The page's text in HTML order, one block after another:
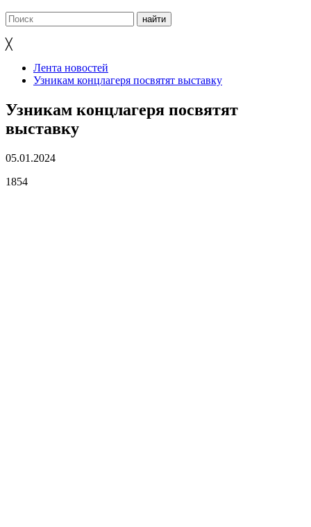
╳
Лента новостей
Узникам концлагеря посвятят выставку
Узникам концлагеря посвятят
выставку
05.01.2024
1854